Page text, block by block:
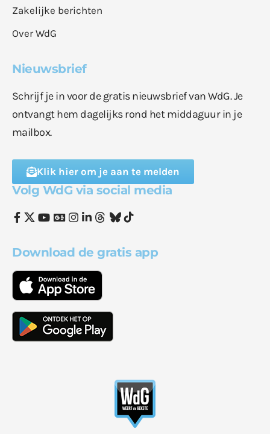
Zakelijke berichten
Over WdG
Nieuwsbrief
Schrijf je in voor de gratis nieuwsbrief van WdG. Je
ontvangt hem dagelijks rond het middaguur in je
mailbox.
Klik hier om je aan te melden
Volg WdG via social media
Download de gratis app